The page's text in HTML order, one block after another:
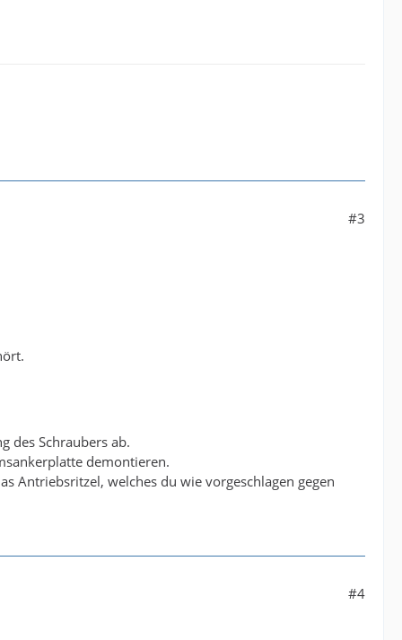
#3
des Schraubers ab.
demontieren.
Antriebsritzel, welches du wie vorgeschlagen gegen
#4